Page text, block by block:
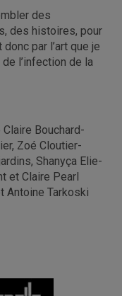
des
des histoires, pour
par l’art que je
l’infection de la
Bouchard-
Zoé Cloutier-
Shanyça Elie-
et Claire Pearl
Antoine Tarkoski